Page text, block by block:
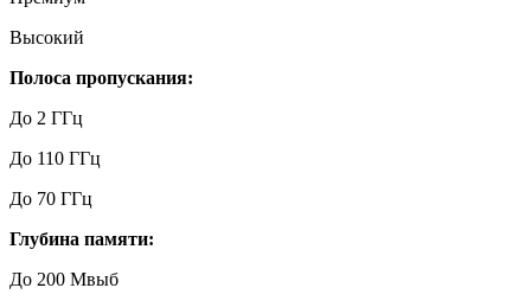
Высокий
Полоса пропускания:
До 2 ГГц
До 110 ГГц
До 70 ГГц
Глубина памяти:
До 200 Мвыб